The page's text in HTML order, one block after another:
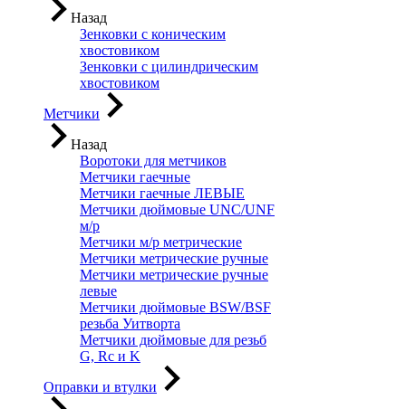
Назад
Зенковки с коническим
хвостовиком
Зенковки с цилиндрическим
хвостовиком
Метчики
Назад
Воротоки для метчиков
Метчики гаечные
Метчики гаечные ЛЕВЫЕ
Метчики дюймовые UNC/UNF
м/р
Метчики м/р метрические
Метчики метрические ручные
Метчики метрические ручные
левые
Метчики дюймовые BSW/BSF
резьба Уитворта
Метчики дюймовые для резьб
G, Rc и K
Оправки и втулки